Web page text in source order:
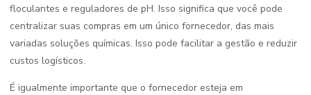
floculantes e reguladores de pH. Isso significa que você pode
centralizar suas compras em um único fornecedor, das mais
variadas soluções químicas. Isso pode facilitar a gestão e reduzir
custos logísticos.
É igualmente importante que o fornecedor esteja em